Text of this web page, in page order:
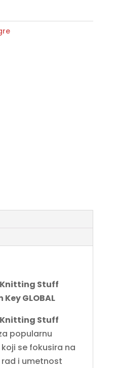
Knitting Stuff
GLOBAL
Knitting Stuff
popularnu
koji se fokusira na
i umetnost